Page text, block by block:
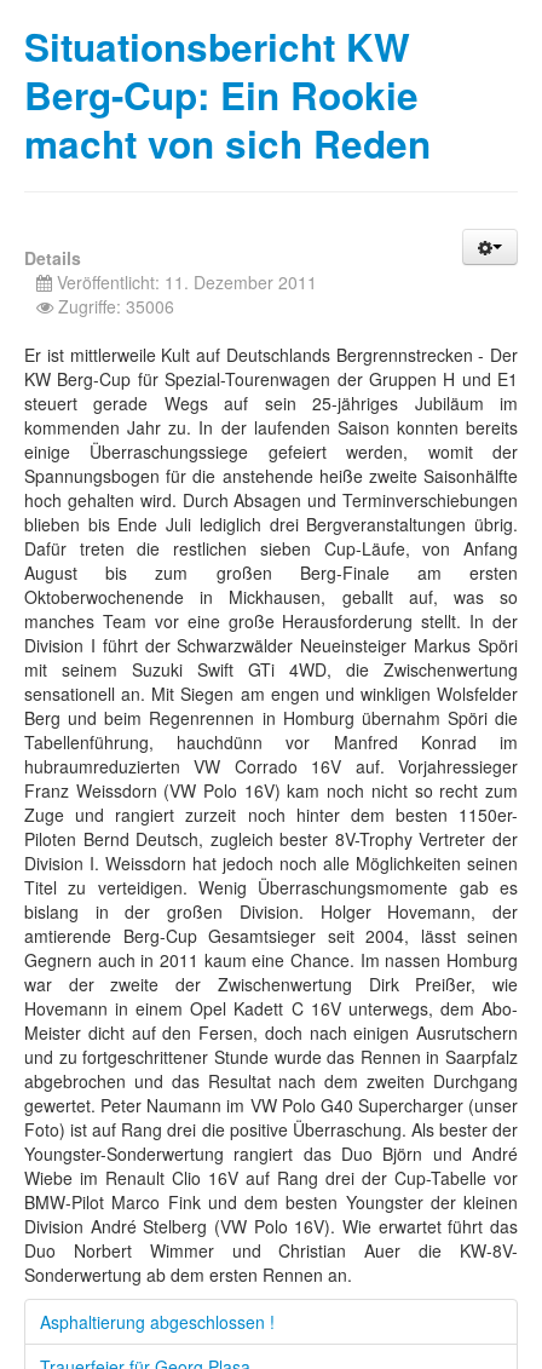
Situationsbericht KW
Berg-Cup: Ein Rookie
macht von sich Reden
Details
Veröffentlicht: 11. Dezember 2011
Zugriffe: 35006
Er ist mittlerweile Kult auf Deutschlands Bergrennstrecken - Der
KW Berg-Cup für Spezial-Tourenwagen der Gruppen H und E1
steuert gerade Wegs auf sein 25-jähriges Jubiläum im
kommenden Jahr zu. In der laufenden Saison konnten bereits
einige Überraschungssiege gefeiert werden, womit der
Spannungsbogen für die anstehende heiße zweite Saisonhälfte
hoch gehalten wird. Durch Absagen und Terminverschiebungen
blieben bis Ende Juli lediglich drei Bergveranstaltungen übrig.
Dafür treten die restlichen sieben Cup-Läufe, von Anfang
August bis zum großen Berg-Finale am ersten
Oktoberwochenende in Mickhausen, geballt auf, was so
manches Team vor eine große Herausforderung stellt. In der
Division I führt der Schwarzwälder Neueinsteiger Markus Spöri
mit seinem Suzuki Swift GTi 4WD, die Zwischenwertung
sensationell an. Mit Siegen am engen und winkligen Wolsfelder
Berg und beim Regenrennen in Homburg übernahm Spöri die
Tabellenführung, hauchdünn vor Manfred Konrad im
hubraumreduzierten VW Corrado 16V auf. Vorjahressieger
Franz Weissdorn (VW Polo 16V) kam noch nicht so recht zum
Zuge und rangiert zurzeit noch hinter dem besten 1150er-
Piloten Bernd Deutsch, zugleich bester 8V-Trophy Vertreter der
Division I. Weissdorn hat jedoch noch alle Möglichkeiten seinen
Titel zu verteidigen. Wenig Überraschungsmomente gab es
bislang in der großen Division. Holger Hovemann, der
amtierende Berg-Cup Gesamtsieger seit 2004, lässt seinen
Gegnern auch in 2011 kaum eine Chance. Im nassen Homburg
war der zweite der Zwischenwertung Dirk Preißer, wie
Hovemann in einem Opel Kadett C 16V unterwegs, dem Abo-
Meister dicht auf den Fersen, doch nach einigen Ausrutschern
und zu fortgeschrittener Stunde wurde das Rennen in Saarpfalz
abgebrochen und das Resultat nach dem zweiten Durchgang
gewertet. Peter Naumann im VW Polo G40 Supercharger (unser
Foto) ist auf Rang drei die positive Überraschung. Als bester der
Youngster-Sonderwertung rangiert das Duo Björn und André
Wiebe im Renault Clio 16V auf Rang drei der Cup-Tabelle vor
BMW-Pilot Marco Fink und dem besten Youngster der kleinen
Division André Stelberg (VW Polo 16V). Wie erwartet führt das
Duo Norbert Wimmer und Christian Auer die KW-8V-
Sonderwertung ab dem ersten Rennen an.
Asphaltierung abgeschlossen !